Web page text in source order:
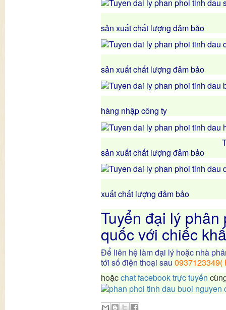
sản xuất chất lượng đảm bảo
sản xuất chất lượng đảm bảo
hàng nhập công ty
Tinh dầu
sản xuất chất lượng đảm bảo
xuất chất lượng đảm bảo
Tuyển đại lý
quốc với chiếc
Để liên hệ làm đại lý hoặc nhà
tới số điện thoại sau 0937123349(
hoặcchat facebook trực tuyến